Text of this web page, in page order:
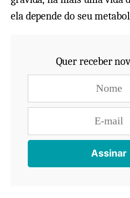
ela depende do seu
Quer receber